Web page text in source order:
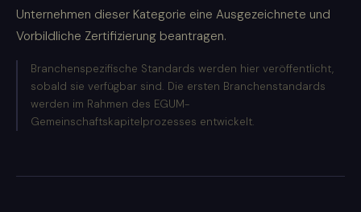
Unternehmen dieser Kategorie eine Ausgezeichnete und
Vorbildliche Zertifizierung beantragen.
Branchenspezifische Standards werden hier veröffentlicht,
sobald sie verfügbar sind. Die ersten Branchenstandards
werden im Rahmen des EGUM-
Gemeinschaftskapitelprozesses entwickelt.